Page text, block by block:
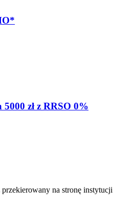
zł z RRSO 0%
na stronę instytucji